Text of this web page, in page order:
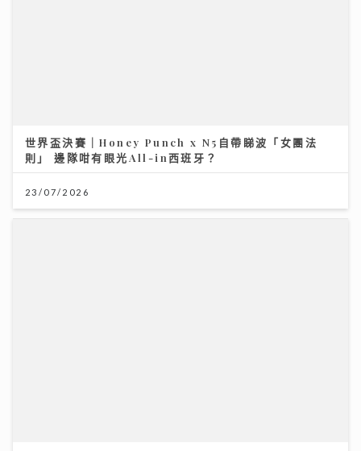
世界盃決賽｜Honey Punch x N5自帶睇波「女團法
則」 邊隊咁有眼光All-in西班牙？
23/07/2026